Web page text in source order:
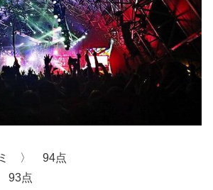
ミ 〉 94点
93点